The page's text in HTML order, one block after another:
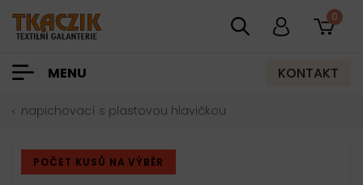
0
MENU KONTAKT
napichovací s plastovou hlavičkou
POČET KUSŮ NA VÝBĚR